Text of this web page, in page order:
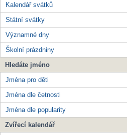
Kalendář svátků
Státní svátky
Významné dny
Školní prázdniny
Hledáte jméno
Jména pro děti
Jména dle četnosti
Jména dle popularity
Zvířecí kalendář